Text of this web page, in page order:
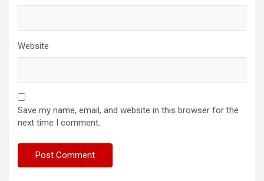
Website
Save my name, email, and website in this browser for the
next time I comment.